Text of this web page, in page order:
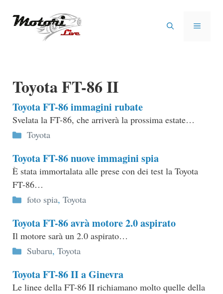
MENU
Toyota FT-86 II
Toyota FT-86 immagini rubate
Svelata la FT-86, che arriverà la prossima estate…
Categorie
Toyota
Toyota FT-86 nuove immagini spia
È stata immortalata alle prese con dei test la Toyota
FT-86…
Categorie
foto spia, Toyota
Toyota FT-86 avrà motore 2.0 aspirato
Il motore sarà un 2.0 aspirato…
Categorie
Subaru, Toyota
Toyota FT-86 II a Ginevra
Le linee della FT-86 II richiamano molto quelle della